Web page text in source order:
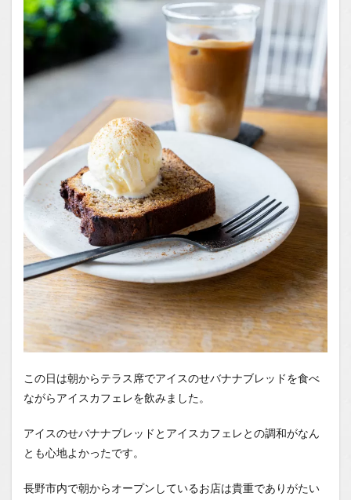
この日は朝からテラス席でアイスのせバナナブレッドを食べ
ながらアイスカフェレを飲みました。
アイスのせバナナブレッドとアイスカフェレとの調和がなん
とも心地よかったです。
長野市内で朝からオープンしているお店は貴重でありがたい